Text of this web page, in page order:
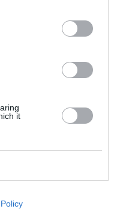
it
στο τέλος. Υπήρχαν
αλλά αν έκανες ένα